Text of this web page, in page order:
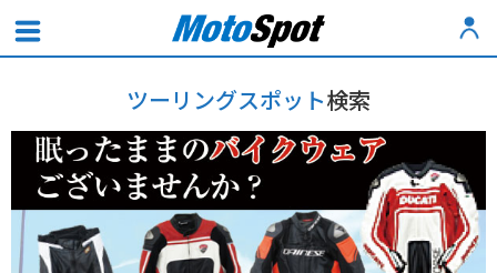
ツーリングスポット検索